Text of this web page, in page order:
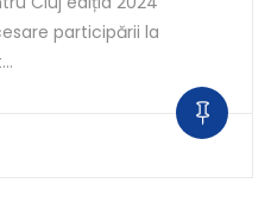
participării la